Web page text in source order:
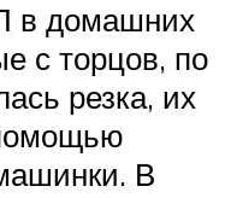
в домашних
с торцов, по
резка, их
В